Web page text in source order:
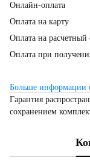
Онлайн-оплата
Оплата на карту
Оплата на
Оплата при
Больше информации
Гарантия
сохранением